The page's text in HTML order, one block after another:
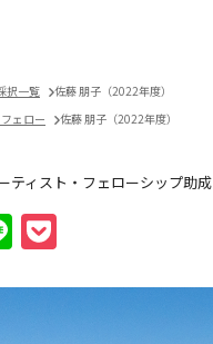
択一覧
佐藤 朋子（2022年度）
ェロー 佐藤 朋子（2022年度）
ティスト・フェローシップ助成
Line